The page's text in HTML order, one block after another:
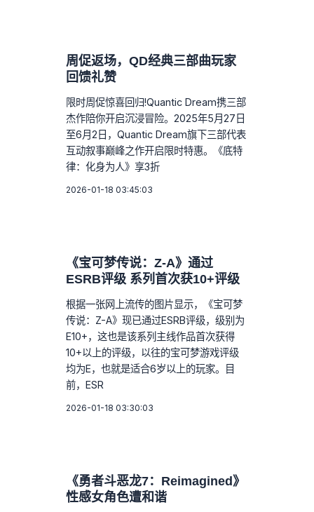
周促返场，QD经典三部曲玩家
回馈礼赞
限时周促惊喜回归!Quantic Dream携三部
杰作陪你开启沉浸冒险。2025年5月27日
至6月2日，Quantic Dream旗下三部代表
互动叙事巅峰之作开启限时特惠。《底特
律：化身为人》享3折
2026-01-18 03:45:03
《宝可梦传说：Z-A》通过
ESRB评级 系列首次获10+评级
根据一张网上流传的图片显示，《宝可梦
传说：Z-A》现已通过ESRB评级，级别为
E10+，这也是该系列主线作品首次获得
10+以上的评级，以往的宝可梦游戏评级
均为E，也就是适合6岁以上的玩家。目
前，ESR
2026-01-18 03:30:03
《勇者斗恶龙7：Reimagined》
性感女角色遭和谐